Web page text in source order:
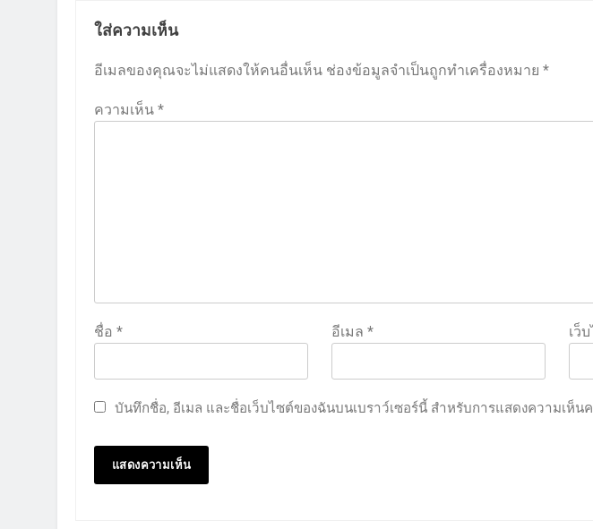
ใส่ความเห็น
อีเมลของคุณจะไม่แสดงให้คนอื่นเห็น ช่องข้อมูลจำเป็นถูกทำเครื่องหมาย *
ความเห็น *
ชื่อ * อีเมล* เว็
บันทึกชื่อ, อีเมล และชื่อเว็บไซต์ของฉันบนเบราว์เซอร์นี้ สำหรับการแสดงความเห็น